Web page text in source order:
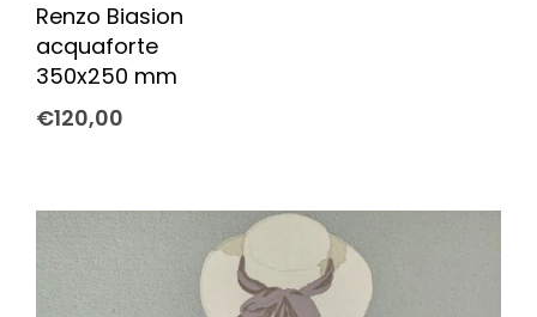
Renzo Biasion
acquaforte
350x250 mm
€120,00